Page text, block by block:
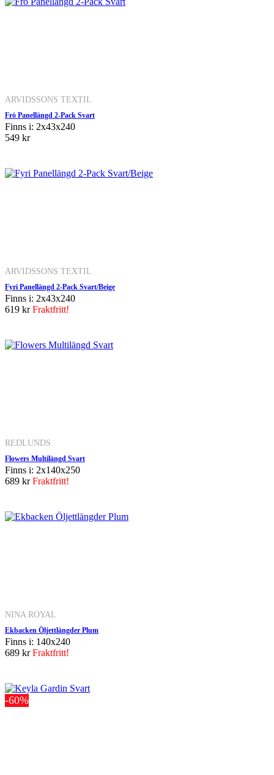
ARVIDSSONS TEXTIL
Frö Panellängd 2-Pack Svart
Finns i: 2x43x240
549 kr
ARVIDSSONS TEXTIL
Fyri Panellängd 2-Pack Svart/Beige
Finns i: 2x43x240
619 krFraktfritt!
REDLUNDS
Flowers Multilängd Svart
Finns i: 2x140x250
689 krFraktfritt!
NINA ROYAL
Ekbacken Öljettlängder Plum
Finns i: 140x240
689 krFraktfritt!
-60%